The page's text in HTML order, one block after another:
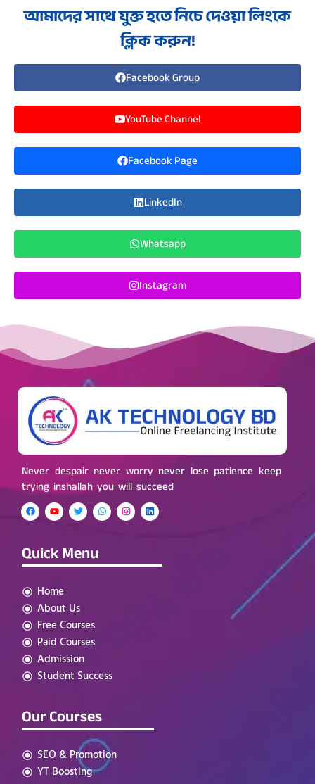
আমাদের সাথে যুক্ত হতে নিচে দেওয়া লিংকে
ক্লিক করুন!
Facebook Group
YouTube Channel
Facebook Page
LinkedIn
Whatsapp
Instagram
Never despair never worry never lose patience keep
trying inshallah you will succeed
Quick Menu
Home
About Us
Free Courses
Paid Courses
Admission
Student Success
Our Courses
SEO & Promotion
YT Boosting